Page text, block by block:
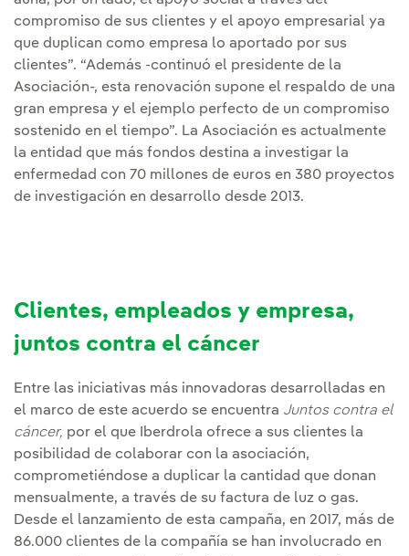
compromiso de sus clientes y el apoyo empresarial ya
que duplican como empresa lo aportado por sus
clientes”. “Además -continuó el presidente de la
Asociación-, esta renovación supone el respaldo de una
gran empresa y el ejemplo perfecto de un compromiso
sostenido en el tiempo”. La Asociación es actualmente
la entidad que más fondos destina a investigar la
enfermedad con 70 millones de euros en 380 proyectos
de investigación en desarrollo desde 2013.
Clientes, empleados y empresa,
juntos contra el cáncer
Entre las iniciativas más innovadoras desarrolladas en
el marco de este acuerdo se encuentra Juntos contra el
cáncer, por el que Iberdrola ofrece a sus clientes la
posibilidad de colaborar con la asociación,
comprometiéndose a duplicar la cantidad que donan
mensualmente, a través de su factura de luz o gas.
Desde el lanzamiento de esta campaña, en 2017, más de
86.000 clientes de la compañía se han involucrado en